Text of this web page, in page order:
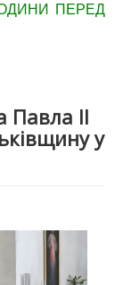
ПЕРЕД
Павла ІІ
у